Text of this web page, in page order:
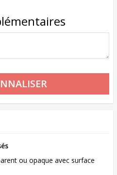
ou opaque avec surface